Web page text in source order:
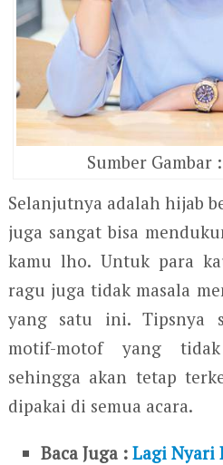
Sumber Gambar
Selanjutnya adalah hijab
juga sangat bisa
kamu lho. Untuk para
ragu juga tidak masala
yang satu ini. Tipsnya
motif-motof yang
sehingga akan tetap
dipakai di semua acara.
Baca Juga :Lagi Nyari